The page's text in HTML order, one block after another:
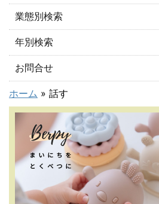
業態別検索
年別検索
お問合せ
ホーム » 話す